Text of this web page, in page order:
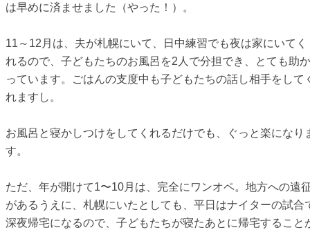
は早めに済ませました（やった！）。
11～12月は、夫が札幌にいて、日中練習でも夜は家にいてく
れるので、子どもたちのお風呂を2人で分担でき、とても助か
っています。ごはんの支度中も子どもたちの話し相手をして
れますし。
お風呂と寝かしつけをしてくれるだけでも、ぐっと楽になり
す。
ただ、年が開けて1〜10月は、完全にワンオペ。地方への遠
があるうえに、札幌にいたとしても、平日はナイターの試合
深夜帰宅になるので、子どもたちが寝たあとに帰宅すること